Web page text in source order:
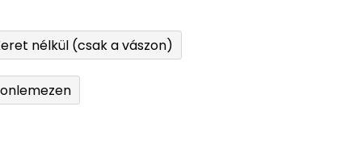
nélkül (csak a vászon)